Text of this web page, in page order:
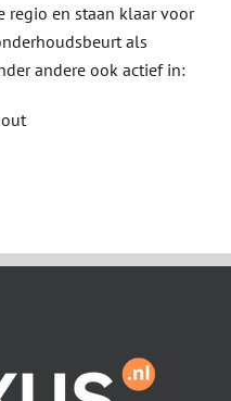
regio en staan klaar voor
als
andere ook actief in: